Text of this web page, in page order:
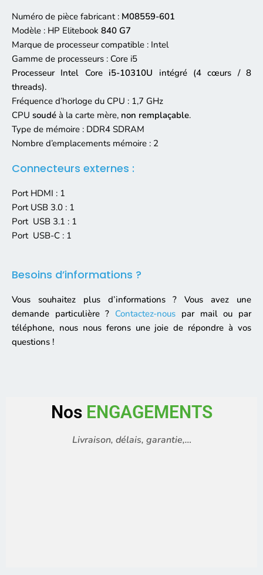
Numéro de pièce fabricant : M08559-601
Modèle : HP Elitebook 840 G7
Marque de processeur compatible : Intel
Gamme de processeurs : Core i5
Processeur Intel Core i5-10310U intégré (4 cœurs / 8
threads).
Fréquence d’horloge du CPU : 1,7 GHz
CPU soudé à la carte mère, non remplaçable.
Type de mémoire : DDR4 SDRAM
Nombre d’emplacements mémoire : 2
Connecteurs externes :
Port HDMI : 1
Port USB 3.0 : 1
Port USB 3.1 : 1
Port USB-C : 1
Besoins d’informations ?
Vous souhaitez plus d’informations ? Vous avez une
demande particulière ? Contactez-nous par mail ou par
téléphone, nous nous ferons une joie de répondre à vos
questions !
Nos ENGAGEMENTS
Livraison, délais, garantie,…